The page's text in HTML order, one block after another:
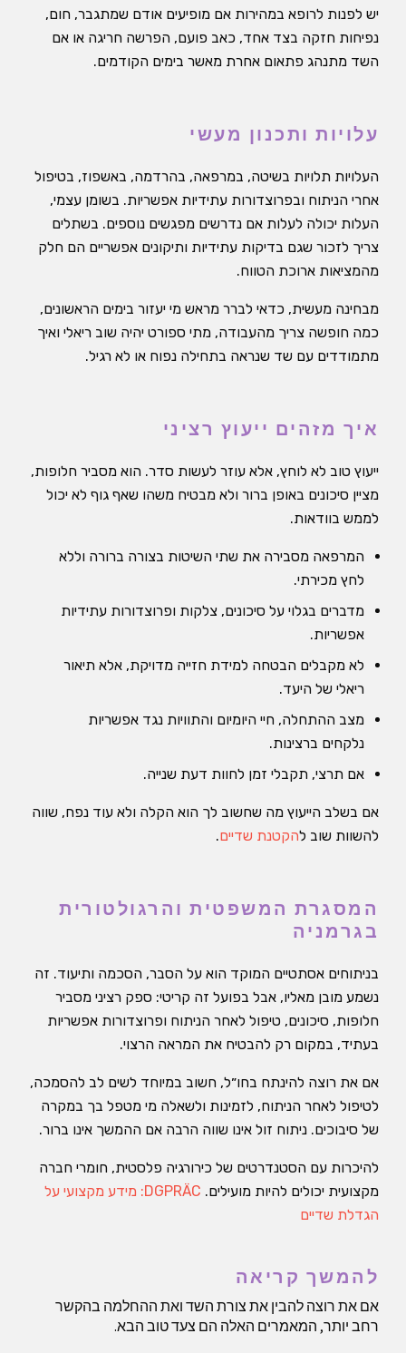
יש לפנות לרופא במהירות אם מופיעים אודם שמתגבר, חום,
נפיחות חזקה בצד אחד, כאב פועם, הפרשה חריגה או אם
השד מתנהג פתאום אחרת מאשר בימים הקודמים.
עלויות ותכנון מעשי
העלויות תלויות בשיטה, במרפאה, בהרדמה, באשפוז, בטיפול
אחרי הניתוח ובפרוצדורות עתידיות אפשריות. בשומן עצמי,
העלות יכולה לעלות אם נדרשים מפגשים נוספים. בשתלים
צריך לזכור שגם בדיקות עתידיות ותיקונים אפשריים הם חלק
מהמציאות ארוכת הטווח.
מבחינה מעשית, כדאי לברר מראש מי יעזור בימים הראשונים,
כמה חופשה צריך מהעבודה, מתי ספורט יהיה שוב ריאלי ואיך
מתמודדים עם שד שנראה בתחילה נפוח או לא רגיל.
איך מזהים ייעוץ רציני
ייעוץ טוב לא לוחץ, אלא עוזר לעשות סדר. הוא מסביר חלופות,
מציין סיכונים באופן ברור ולא מבטיח משהו שאף גוף לא יכול
לממש בוודאות.
המרפאה מסבירה את שתי השיטות בצורה ברורה וללא
לחץ מכירתי.
מדברים בגלוי על סיכונים, צלקות ופרוצדורות עתידיות
אפשריות.
לא מקבלים הבטחה למידת חזייה מדויקת, אלא תיאור
ריאלי של היעד.
מצב ההתחלה, חיי היומיום והתוויות נגד אפשריות
נלקחים ברצינות.
אם תרצי, תקבלי זמן לחוות דעת שנייה.
אם בשלב הייעוץ מה שחשוב לך הוא הקלה ולא עוד נפח, שווה
להשוות שוב להקטנת שדיים.
המסגרת המשפטית והרגולטורית
בגרמניה
בניתוחים אסתטיים המוקד הוא על הסבר, הסכמה ותיעוד. זה
נשמע מובן מאליו, אבל בפועל זה קריטי: ספק רציני מסביר
חלופות, סיכונים, טיפול לאחר הניתוח ופרוצדורות אפשריות
בעתיד, במקום רק להבטיח את המראה הרצוי.
אם את רוצה להינתח בחו״ל, חשוב במיוחד לשים לב להסמכה,
לטיפול לאחר הניתוח, לזמינות ולשאלה מי מטפל בך במקרה
של סיבוכים. ניתוח זול אינו שווה הרבה אם ההמשך אינו ברור.
להיכרות עם הסטנדרטים של כירורגיה פלסטית, חומרי חברה
מקצועית יכולים להיות מועילים.
DGPRÄC: מידע מקצועי על
הגדלת שדיים
להמשך קריאה
אם את רוצה להבין את צורת השד ואת ההחלמה בהקשר
רחב יותר, המאמרים האלה הם צעד טוב הבא.